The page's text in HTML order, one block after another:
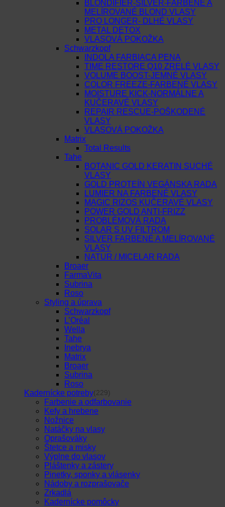
BLONDIFIER-SILVER-FARBENÉ A
MELÍROVANÉ BLOND VLASY
PRO LONGER- DLHÉ VLASY
METAL DETOX
VLASOVÁ POKOŽKA
Schwarzkopf
INDOLA FARBIACA PENA
TIME RESTORE Q10 ZRELÉ VLASY
VOLUME BOOST-JEMNÉ VLASY
COLOR FREEZE-FARBENÉ VLASY
MOISTURE KICK-NORMÁLNE A
KUČERAVÉ VLASY
REPAIR RESCUE-POŠKODENÉ
VLASY
VLASOVÁ POKOŽKA
Matrix
Total Results
Tahe
BOTANIC GOLD KERATIN SUCHÉ
VLASY
GOLD PROTEÍN VEGÁNSKA RADA
LUMIER NA FARBENÉ VLASY
MAGIC RIZOS KUČERAVÉ VLASY
POWER GOLD ANTI-FRIZZ
PROBLÉMOVÁ RADA
SOLAR S UV FILTROM
SILVER FARBENÉ A MELÍROVANÉ
VLASY
NATUR / MICELAR RADA
Broaer
FarmaVita
Subrina
Roso
Styling a úprava
Schwarzkopf
L’Oréal
Wella
Tahe
Inebrya
Matrix
Broaer
Subrina
Roso
Kadernícke potreby(229)
Farbenie a odfarbovanie
Kefy a hrebene
Nožnice
Natáčky na vlasy
Oprašováky
Štetce a misky
Výplne do vlasov
Pláštenky a zástery
Pinetky, sponky a vlásenky
Nádoby a rozprašovače
Zrkadlá
Kadernícke pomôcky